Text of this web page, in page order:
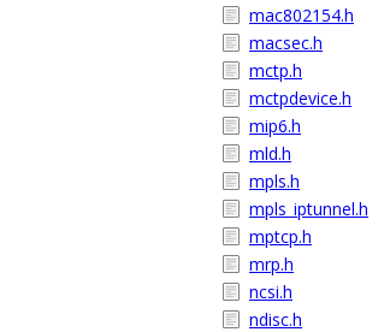
mac802154.h
macsec.h
mctp.h
mctpdevice.h
mip6.h
mld.h
mpls.h
mpls_iptunnel.h
mptcp.h
mrp.h
ncsi.h
ndisc.h